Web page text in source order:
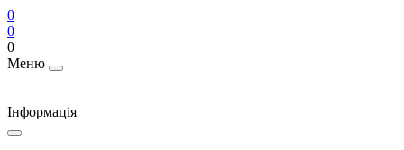
0
0
0
Меню
Інформація